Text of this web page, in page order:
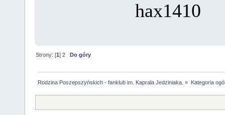
hax1410
Strony: [1]2 Do góry
Rodzina Poszepszyńskich - fanklub im. Kaprala Jedziniaka. » Kategoria